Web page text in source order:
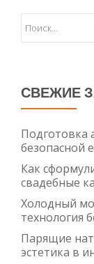
СВЕЖИЕ
Подготовка
безопасной
Как
свадебные
Холодный
технология
Парящие
эстетика в